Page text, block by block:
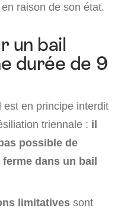
en raison de son état.
un bail
durée de 9
en principe interdit
triennale : il
possible de
dans un bail
limitatives sont